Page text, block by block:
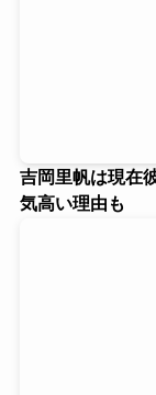
吉岡里帆は現在
気高い理由も